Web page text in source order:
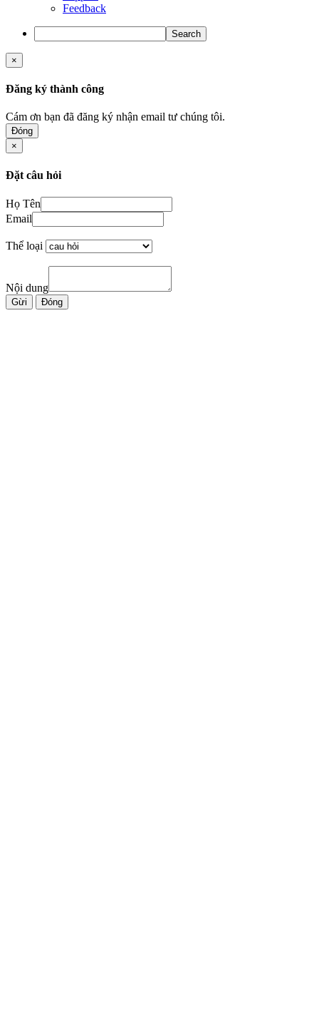
Feedback
Search
×
Đăng ký thành công
Cám ơn bạn đã đăng ký nhận email tư chúng tôi.
Đóng
×
Đặt câu hỏi
Họ Tên
Email
Thể loại
Nội dung
Gừi Đóng